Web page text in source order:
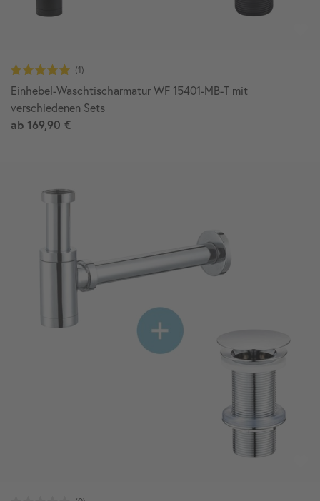
Einhebel-Waschtischarmatur WF 15401-MB-T mit
verschiedenen Sets
ab 169,90 €